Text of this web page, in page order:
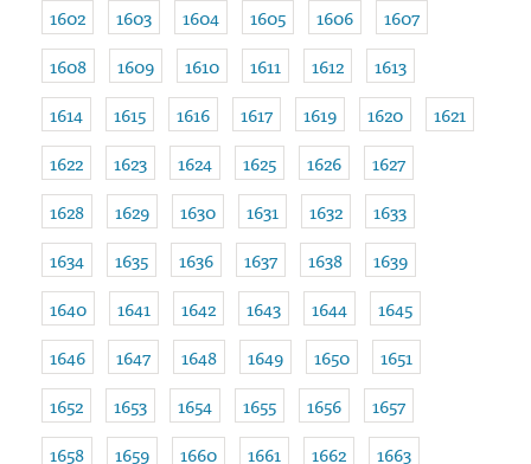
1602
1603 1604 1605 1606
1607
1608
1609 1610 1611 1612
1613
1614
1615 1616 1617 1619 1620
1621
1622
1623 1624 1625 1626
1627
1628
1629 1630 1631 1632
1633
1634
1635 1636 1637 1638
1639
1640
1641 1642 1643 1644
1645
1646
1647 1648 1649 1650
1651
1652
1653 1654 1655 1656
1657
1658
1659 1660 1661 1662
1663